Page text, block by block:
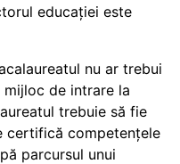
educației este
nu ar trebui
de intrare la
trebuie să fie
certifică competențele
parcursul unui